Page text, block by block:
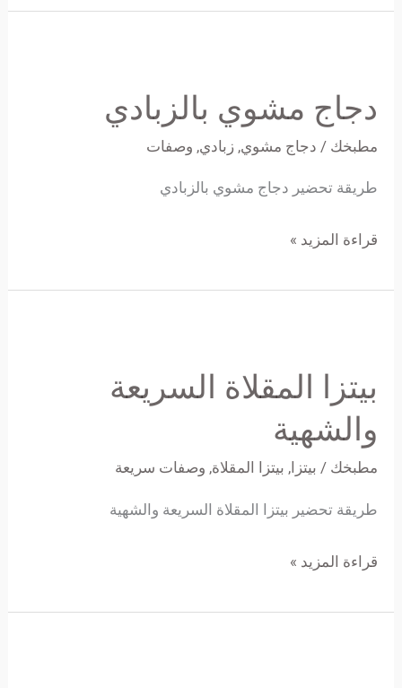
دجاج مشوي بالزبادي
مطبخك / دجاج مشوي, زبادي, وصفات
طريقة تحضير دجاج مشوي بالزبادي
بالزبادي
قراءة المزيد »
بيتزا المقلاة السريعة
والشهية
مطبخك / بيتزا , بيتزا المقلاة, وصفات سريعة
طريقة تحضير بيتزا المقلاة السريعة والشهية
السريعة
والشهية
قراءة المزيد »